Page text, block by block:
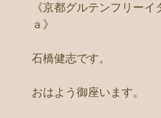
《京都グルテンフリー
ａ》
石橋健志です。
おはよう御座います。